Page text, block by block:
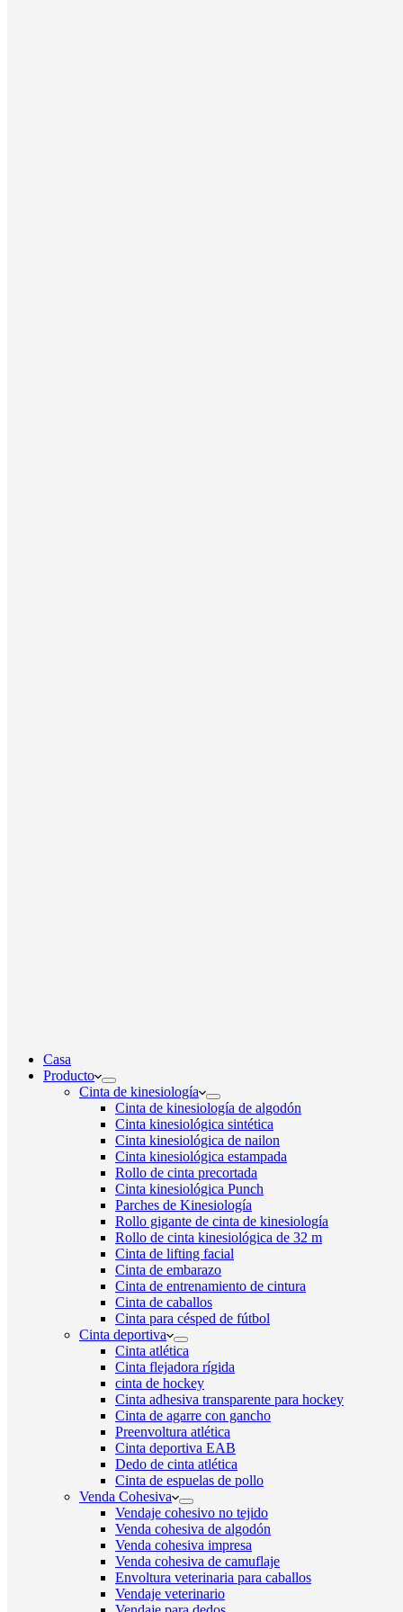
Casa
Producto
Cinta de kinesiología
Cinta de kinesiología de algodón
Cinta kinesiológica sintética
Cinta kinesiológica de nailon
Cinta kinesiológica estampada
Rollo de cinta precortada
Cinta kinesiológica Punch
Parches de Kinesiología
Rollo gigante de cinta de kinesiología
Rollo de cinta kinesiológica de 32 m
Cinta de lifting facial
Cinta de embarazo
Cinta de entrenamiento de cintura
Cinta de caballos
Cinta para césped de fútbol
Cinta deportiva
Cinta atlética
Cinta flejadora rígida
cinta de hockey
Cinta adhesiva transparente para hockey
Cinta de agarre con gancho
Preenvoltura atlética
Cinta deportiva EAB
Dedo de cinta atlética
Cinta de espuelas de pollo
Venda Cohesiva
Vendaje cohesivo no tejido
Venda cohesiva de algodón
Venda cohesiva impresa
Venda cohesiva de camuflaje
Envoltura veterinaria para caballos
Vendaje veterinario